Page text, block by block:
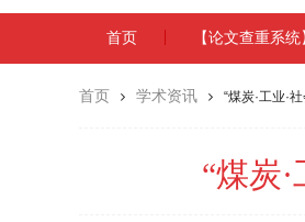
首页 【论文查重系统
首页 学术资讯 “煤炭·工业·
“煤炭